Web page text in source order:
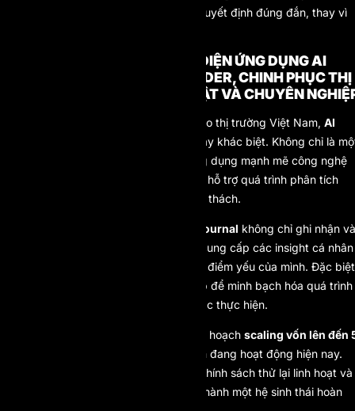
FTMO, The5ers hay AI Prop để có quyết định đúng đắn, thay vì
AI PROP – GIẢI PHÁP TOÀN DIỆN ỨNG DỤNG AI
NÂNG TẦM ĐẲNG CẤP TRADER, CHINH PHỤC THỊ
TRƯỜNG MỘT CÁCH KỶ LUẬT VÀ CHUYÊN
Trong làn sóng prop firm ồ ạt tiến vào thị trường Việt Nam, AI
nổi lên như một mô hình mới đầy khác biệt. Không chỉ là
prop firm thông thường, AI Prop ứng dụng mạnh mẽ công nghệ
AI để tối ưu trải nghiệm người dùng, hỗ trợ quá trình phân tích
giao dịch và nâng cao tỷ lệ vượt thử thách.
AI Journal không chỉ ghi nhận và
phân tích lịch sử giao dịch, mà còn cung cấp các insight cá nhân
hóa giúp trader hiểu rõ điểm mạnh – điểm yếu của mình. Đặc
công nghệ blockchain được tích hợp để minh bạch hóa quá trình
payout – điều mà rất ít prop firm khác thực hiện.
Một điểm cộng lớn của AI Prop là kế hoạch scaling vốn lên đến
, vượt xa phần lớn các firm đang hoạt động hiện nay.
Cùng với đó là đội ngũ hỗ trợ 24/7, chính sách thử lại linh hoạt và
cộng đồng trader năng động – tạo thành một hệ sinh thái hoàn